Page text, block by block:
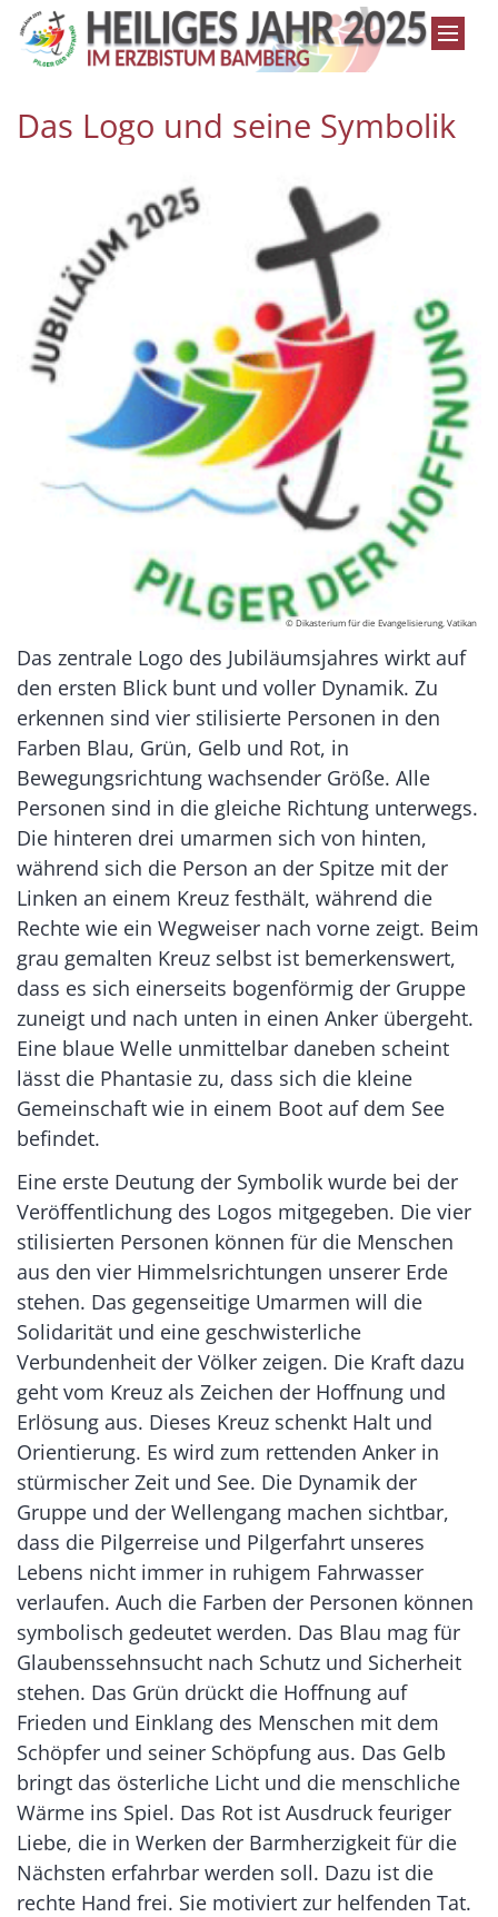
Zum Inhalt springen
Das Logo und seine Symbolik
© Dikasterium für die Evangelisierung, Vatikan
Das zentrale Logo des Jubiläumsjahres wirkt auf
den ersten Blick bunt und voller Dynamik. Zu
erkennen sind vier stilisierte Personen in den
Farben Blau, Grün, Gelb und Rot, in
Bewegungsrichtung wachsender Größe. Alle
Personen sind in die gleiche Richtung unterwegs.
Die hinteren drei umarmen sich von hinten,
während sich die Person an der Spitze mit der
Linken an einem Kreuz festhält, während die
Rechte wie ein Wegweiser nach vorne zeigt. Beim
grau gemalten Kreuz selbst ist bemerkenswert,
dass es sich einerseits bogenförmig der Gruppe
zuneigt und nach unten in einen Anker übergeht.
Eine blaue Welle unmittelbar daneben scheint
lässt die Phantasie zu, dass sich die kleine
Gemeinschaft wie in einem Boot auf dem See
befindet.
Eine erste Deutung der Symbolik wurde bei der
Veröffentlichung des Logos mitgegeben. Die vier
stilisierten Personen können für die Menschen
aus den vier Himmelsrichtungen unserer Erde
stehen. Das gegenseitige Umarmen will die
Solidarität und eine geschwisterliche
Verbundenheit der Völker zeigen. Die Kraft dazu
geht vom Kreuz als Zeichen der Hoffnung und
Erlösung aus. Dieses Kreuz schenkt Halt und
Orientierung. Es wird zum rettenden Anker in
stürmischer Zeit und See. Die Dynamik der
Gruppe und der Wellengang machen sichtbar,
dass die Pilgerreise und Pilgerfahrt unseres
Lebens nicht immer in ruhigem Fahrwasser
verlaufen. Auch die Farben der Personen können
symbolisch gedeutet werden. Das Blau mag für
Glaubenssehnsucht nach Schutz und Sicherheit
stehen. Das Grün drückt die Hoffnung auf
Frieden und Einklang des Menschen mit dem
Schöpfer und seiner Schöpfung aus. Das Gelb
bringt das österliche Licht und die menschliche
Wärme ins Spiel. Das Rot ist Ausdruck feuriger
Liebe, die in Werken der Barmherzigkeit für die
Nächsten erfahrbar werden soll. Dazu ist die
rechte Hand frei. Sie motiviert zur helfenden Tat.